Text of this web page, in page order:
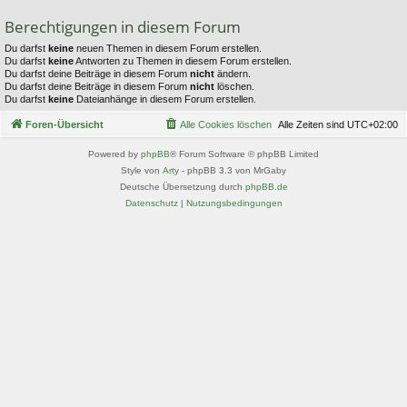
Berechtigungen in diesem Forum
Du darfst keine neuen Themen in diesem Forum erstellen.
Du darfst keineAntworten zu Themen in diesem Forum erstellen.
Du darfst deine Beiträge in diesem Forum nicht ändern.
Du darfst deine Beiträge in diesem Forum nicht löschen.
Du darfst keine Dateianhänge in diesem Forum erstellen.
Foren-Übersicht Alle Zeiten sind UTC+02:00
Alle Cookies löschen
Powered by phpBB® Forum Software © phpBB Limited
Style von Arty - phpBB 3.3 von MrGaby
Deutsche Übersetzung durch phpBB.de
Datenschutz| Nutzungsbedingungen